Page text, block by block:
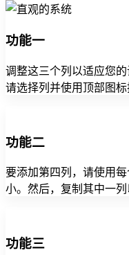
功能一
调整这三个列以适应您
请选择列并使用顶部图标
功能二
要添加第四列，请使用
小。然后，复制其中一列
功能三